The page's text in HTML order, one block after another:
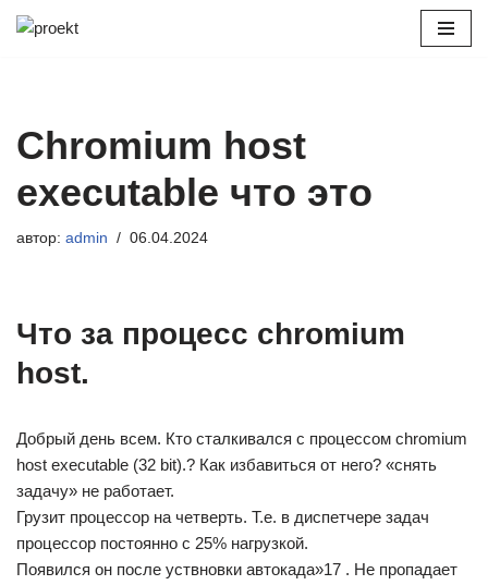
Chromium host
executable что это
автор: admin 06.04.2024
Что за процесс chromium
host.
Добрый день всем. Кто сталкивался с процессом chromium
host executable (32 bit).? Как избавиться от него? «снять
задачу» не работает.
Грузит процессор на четверть. Т.е. в диспетчере задач
процессор постоянно с 25% нагрузкой.
Появился он после уствновки автокада»17 . Не пропадает